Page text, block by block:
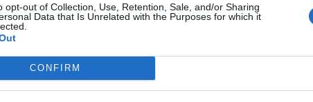
opt-out of Collection, Use, Retention, Sale, and/or Sharing
Data that Is Unrelated with the Purposes for which it
CONFIRM
bollette